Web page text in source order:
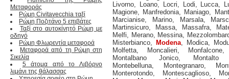
Livorno, Loano, Locri, Lodi, Lucca,
Magione, Manfredonia, Maniago,
Marcianise, Marino, Marsala,
Martinsicuro, Massa, Massafra,
Melfi, Merano, Messina,
Misterbianco, Modena, Modica,
Molfetta, Moncalieri, Monfalcone
Montalbano Jonico,
Montalto
Montebelluna, Montegranaro,
Monterotondo, Montescaglioso,
Μεταφοράς
Ρώμη Civitavecchia ταξί
Ρώμη Ποζιτάνο 5 επιβάτες
Ταξί στο αυτοκίνητό Ρώμη με
οδηγό
Ρώμη Φλωρεντία μεταφορά
Μεταφορά από τη Ρώμη στη
Σικελία
5 άτομα από το Λιβόρνο
λιμάνι της θάλασσας